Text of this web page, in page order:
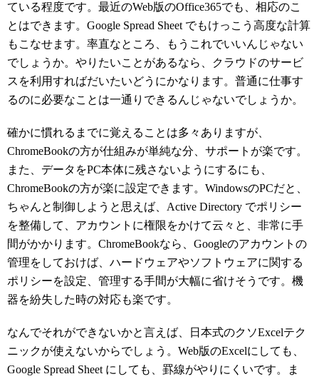
ている程度です。最近のWeb版のOffice365でも、相応のこ
とはできます。Google Spread Sheet でもけっこう高度な計算
もこなせます。率直なところ、もうこれでいいんじゃない
でしょうか。やりたいことがあるなら、クラウドのサービ
スを利用すればだいたいどうにかなります。普通に仕事す
るのに必要なことは一通りできるんじゃないでしょうか。
確かに慣れるまでに覚えることは多々ありますが、
ChromeBookの方が仕組みが単純な分、サポートが楽です。
また、データをPC本体に残さないようにするにも、
ChromeBookの方が楽に設定できます。WindowsのPCだと、
ちゃんと制御しようと思えば、Active Directory でポリシー
を整備して、アカウントに権限をかけて云々と、非常に手
間がかかります。ChromeBookなら、Googleのアカウントの
管理をしておけば、ハードウェアやソフトウェアに関する
ポリシーを設定、管理する手間が大幅に省けそうです。機
器を紛失した時の対応も楽です。
なんでそれができないかと言えば、日本式のクソExcelテク
ニックが使えないからでしょう。Web版のExcelにしても、
Google Spread Sheet にしても、罫線がやりにくいです。ま